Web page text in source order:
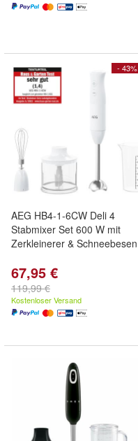
- 43%
AEG HB4-1-6CW Deli 4
Stabmixer Set 600 W mit
Zerkleinerer & Schneebesen
67,95 €
119,99 €
Kostenloser Versand